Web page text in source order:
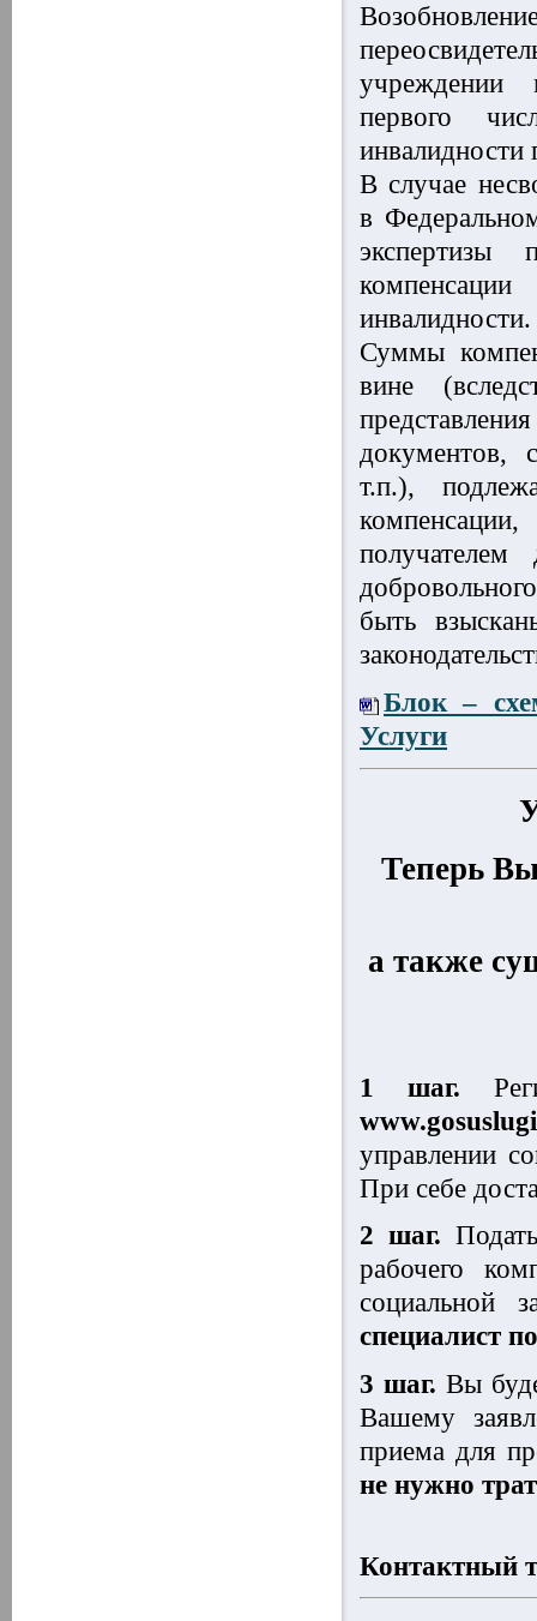
учреждении
первого
инвалидности
В случае
в
экспертизы
инвалидности.
Суммы
вине
документов,
т.п.),
быть
Блок –
Услуги
Теперь
а также
1 шаг.
www.gosuslugi
управлении
При себе
2 шаг.
рабочего
социальной
специалист
3 шаг. Вы
Вашему
приема для
не нужно
Контактный